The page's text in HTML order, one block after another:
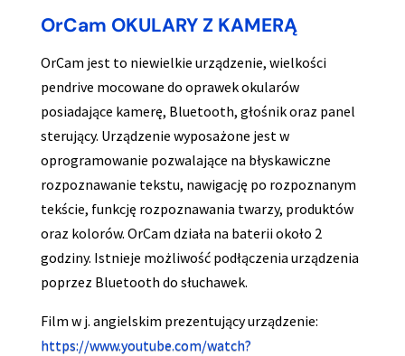
OrCam OKULARY Z KAMERĄ
OrCam jest to niewielkie urządzenie, wielkości
pendrive mocowane do oprawek okularów
posiadające kamerę, Bluetooth, głośnik oraz panel
sterujący. Urządzenie wyposażone jest w
oprogramowanie pozwalające na błyskawiczne
rozpoznawanie tekstu, nawigację po rozpoznanym
tekście, funkcję rozpoznawania twarzy, produktów
oraz kolorów. OrCam działa na baterii około 2
godziny. Istnieje możliwość podłączenia urządzenia
poprzez Bluetooth do słuchawek.
Film w j. angielskim prezentujący urządzenie:
https://www.youtube.com/watch?